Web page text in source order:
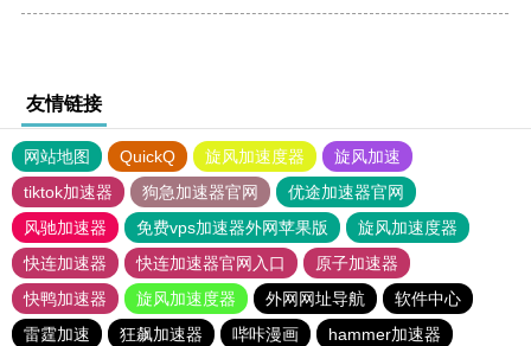
友情链接
网站地图 QuickQ 旋风加速度器
旋风加速
tiktok加速器
狗急加速器官网
优途加速器官网
风驰加速器
免费vps加速器外网苹果版
旋风加速度器
快连加速器
快连加速器官网入口
原子加速器
快鸭加速器
旋风加速度器 外网网址导航
软件中心
雷霆加速
狂飙加速器 哔咔漫画
hammer加速器